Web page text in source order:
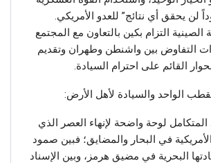
لن يحقق أي نتائج” للعدو الأمريكي.
التزام بكين بالتعاون مع المجتمع
التفاوض بين واشنطن وطهران وتقديم
القائم على احترام السيادة.
الواحد والسيادة لأهل الأرض:
لوحة واضحة لإنهاء العصر الذي
الأمريكية في البحار والمضايق؛ فبين صمود
البحرية في مضيق هرمز، وبين الإسناد